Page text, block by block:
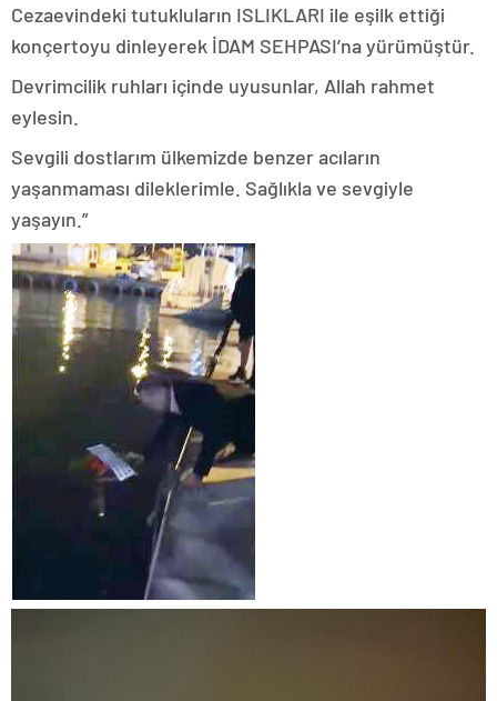
Cezaevindeki tutukluların ISLIKLARI ile eşilk ettiği
konçertoyu dinleyerek İDAM SEHPASI’na yürümüştür.
Devrimcilik ruhları içinde uyusunlar, Allah rahmet
eylesin.
Sevgili dostlarım ülkemizde benzer acıların
yaşanmaması dileklerimle. Sağlıkla ve sevgiyle
yaşayın.”